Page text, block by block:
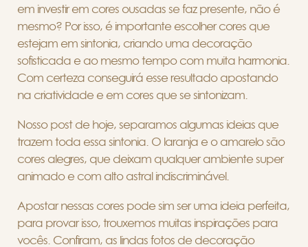
em investir em cores ousadas se faz presente, não é
mesmo? Por isso, é importante escolher cores que
estejam em sintonia, criando uma decoração
sofisticada e ao mesmo tempo com muita harmonia.
Com certeza conseguirá esse resultado apostando
na criatividade e em cores que se sintonizam.
Nosso post de hoje, separamos algumas ideias que
trazem toda essa sintonia. O laranja e o amarelo são
cores alegres, que deixam qualquer ambiente super
animado e com alto astral indiscriminável.
Apostar nessas cores pode sim ser uma ideia perfeita,
para provar isso, trouxemos muitas inspirações para
vocês. Confiram, as lindas fotos de decoração